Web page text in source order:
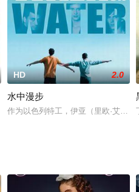
饰）是一个性格十分内向腼腆
HD 2.0
水中漫步
作为以色列特工，伊亚（里欧·艾希